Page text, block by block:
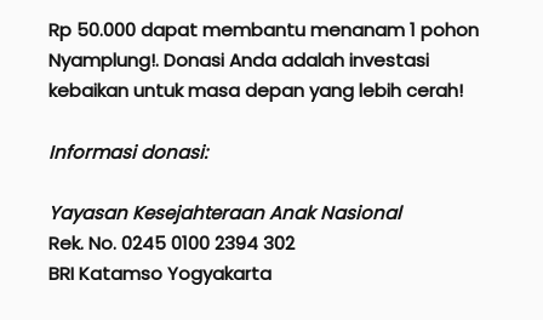
Rp 50.000 dapat membantu menanam 1 pohon
Nyamplung!. Donasi Anda adalah investasi
kebaikan untuk masa depan yang lebih cerah!
Informasi donasi:
Yayasan Kesejahteraan Anak Nasional
Rek. No. 0245 0100 2394 302
BRI Katamso Yogyakarta